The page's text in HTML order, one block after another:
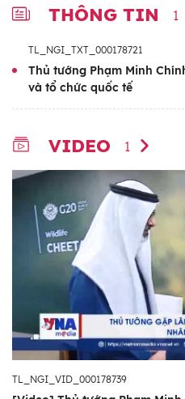
THÔNG TIN 1
TL_NGI_TXT_000178721
Thủ tướng Phạm Minh
và tổ chức quốc tế
VIDEO 1
TL_NGI_VID_000178739